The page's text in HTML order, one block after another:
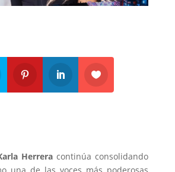
Herrera continúa consolidando